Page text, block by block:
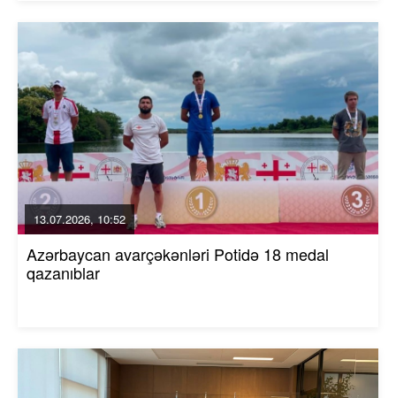
13.07.2026, 10:52
Azərbaycan avarçəkənləri Potidə 18 medal
qazanıblar